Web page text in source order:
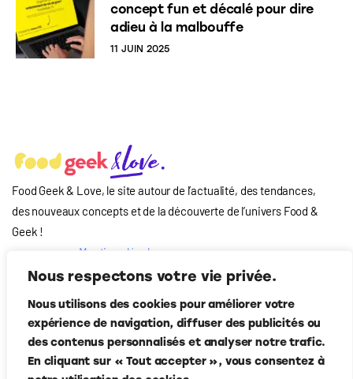
Nous respectons votre vie privée.
Nous utilisons des cookies pour améliorer votre
expérience de navigation, diffuser des publicités ou
des contenus personnalisés et analyser notre trafic.
En cliquant sur « Tout accepter », vous consentez à
concept fun et décalé pour dire
adieu à la malbouffe
11 JUIN 2025
Food Geek & Love, le site autour de l’actualité, des tendances,
des nouveaux concepts et de la découverte de l’univers Food&
Geek !
Mentions légales
Qui-sommes nous
Contact
Suivez-nous